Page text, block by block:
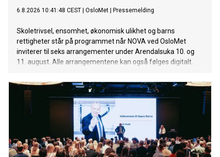
6.8.2026 10:41:48 CEST OsloMet Pressemelding
Skoletrivsel, ensomhet, økonomisk ulikhet og barns
rettigheter står på programmet når NOVA ved OsloMet
inviterer til seks arrangementer under Arendalsuka 10. og
11. august. Alle arrangementene kan også følges digitalt.